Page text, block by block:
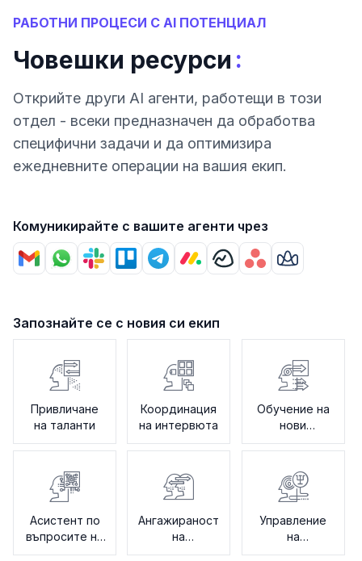
РАБОТНИ ПРОЦЕСИ С AI ПОТЕНЦИАЛ
Човешки ресурси :
Открийте други AI агенти, работещи в този
отдел - всеки предназначен да обработва
специфични задачи и да оптимизира
ежедневните операции на вашия екип.
Комуникирайте с вашите агенти чрез
Запознайте се с новия си екип
Привличане
на таланти
Координация
на интервюта
Обучение на
нови
служители
Асистент по
въпросите на
ЧР
Ангажираност
на
служителите
Управление
на
напускането